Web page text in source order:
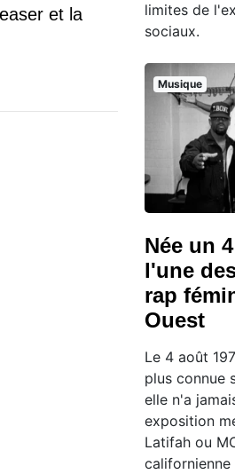
et la
limites de
sociaux.
Musique
Née un
l'une
rap
Ouest
Le 4 août
plus connue
elle n'a
exposition
Latifah ou